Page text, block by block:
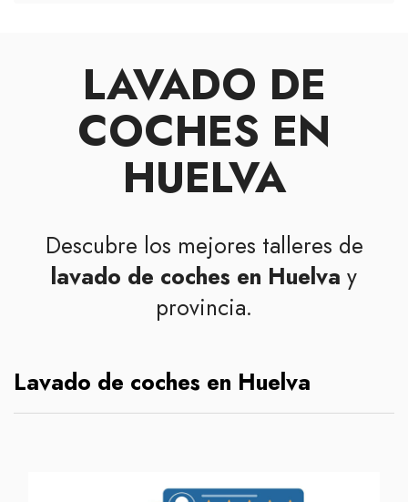
LAVADO DE
COCHES EN
HUELVA
Descubre los mejores talleres de
lavado de coches en Huelva y
provincia.
Lavado de coches en Huelva